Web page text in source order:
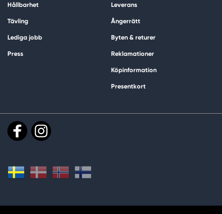
Hållbarhet
Tävling
Lediga jobb
Press
Leverans
Ångerrätt
Byten & returer
Reklamationer
Köpinformation
Presentkort